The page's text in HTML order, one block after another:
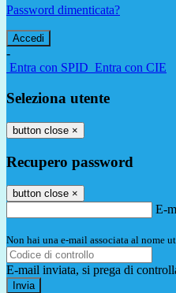
Password dimenticata?
-
Entra con SPID Entra con CIE
Seleziona utente
button close ×
Recupero password
button close ×
E-
Non hai una e-mail associata al nome
E-mail inviata, si prega di